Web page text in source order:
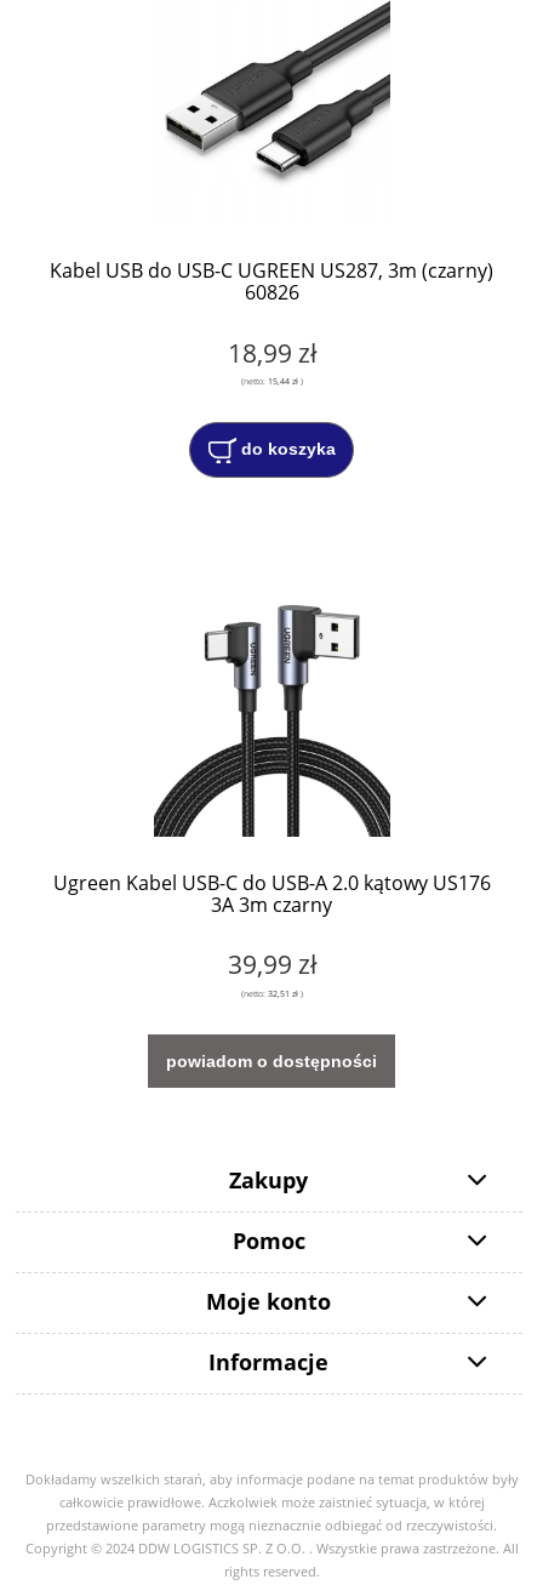
Kabel USB do USB-C UGREEN US287, 3m (czarny)
60826
18,99 zł
(netto: 15,44 zł)
do koszyka
Ugreen Kabel USB-C do USB-A 2.0 kątowy US176
3A 3m czarny
39,99 zł
(netto: 32,51 zł)
powiadom o dostępności
Zakupy
Pomoc
Moje konto
Informacje
Dokładamy wszelkich starań, aby informacje podane na temat produktów były
całkowicie prawidłowe. Aczkolwiek może zaistnieć sytuacja, w której
przedstawione parametry mogą nieznacznie odbiegać od rzeczywistości.
Copyright © 2024 DDW LOGISTICS SP. Z O.O. . Wszystkie prawa zastrzeżone. All
rights reserved.